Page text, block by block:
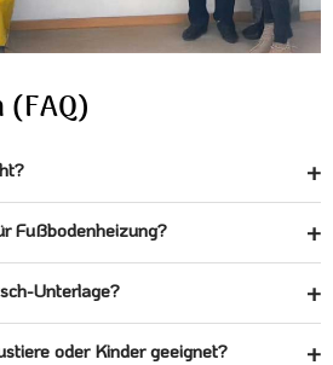
(FAQ)
Fußbodenheizung?
Unterlage?
oder Kinder geeignet?